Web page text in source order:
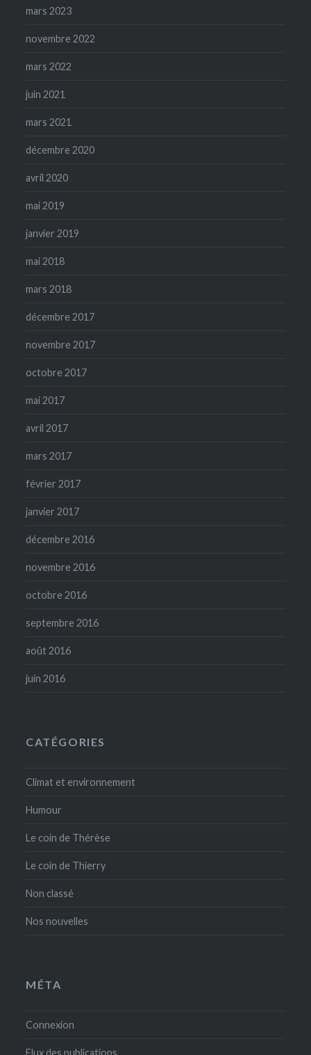
mars 2023
novembre 2022
mars 2022
juin 2021
mars 2021
décembre 2020
avril 2020
mai 2019
janvier 2019
mai 2018
mars 2018
décembre 2017
novembre 2017
octobre 2017
mai 2017
avril 2017
mars 2017
février 2017
janvier 2017
décembre 2016
novembre 2016
octobre 2016
septembre 2016
août 2016
juin 2016
CATÉGORIES
Climat et environnement
Humour
Le coin de Thérèse
Le coin de Thierry
Non classé
Nos nouvelles
MÉTA
Connexion
Flux des publications